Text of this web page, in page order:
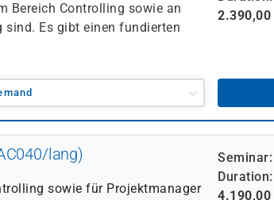
Bereich Controlling sowie an
Es gibt einen fundierten
2.390,00
lang)
sowie für Projektmanager
Seminar
Duration
4.190,00